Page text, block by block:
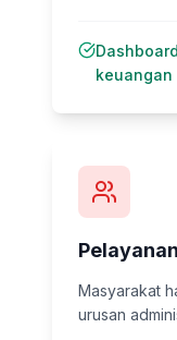
keuangan
Masyarakat
urusan